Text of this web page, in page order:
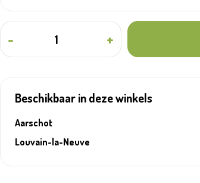
+
-
Beschikbaar in deze winkels
Aarschot
Louvain-la-Neuve